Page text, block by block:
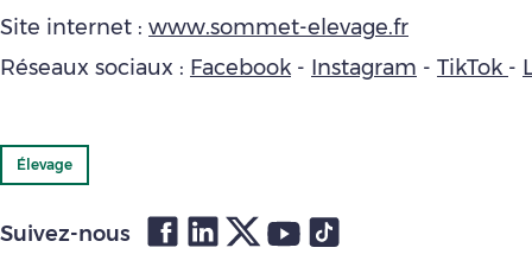
Site internet : www.sommet-elevage.fr
Réseaux sociaux : Facebook - Instagram - TikTok -
Élevage
Suivez-nous